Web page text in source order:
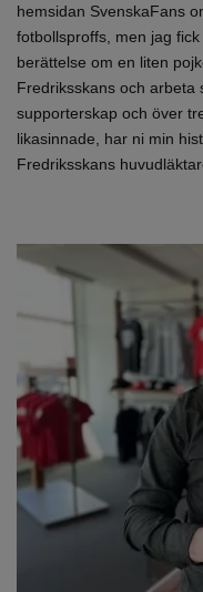
hemsidan SvenskaFans
fotbollsproffs, men jag
berättelse om en liten
Fredriksskans och arbeta
supporterskap och över
likasinnade, har ni min
Fredriksskans